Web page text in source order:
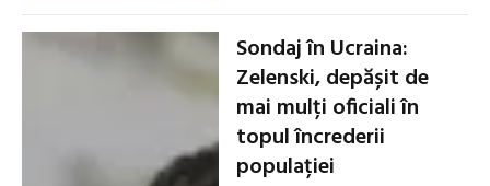
Sondaj în Ucraina:
Zelenski, depășit de
mai mulți oficiali în
topul încrederii
populației